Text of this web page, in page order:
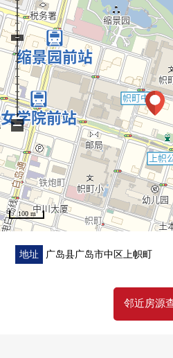
0 地板一部上貼，门一部分新设，
100 m
−
地址 广岛县广岛市中区上帜町
邻近房源